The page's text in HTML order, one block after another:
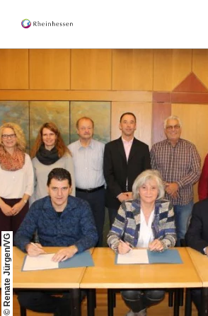
Wein & Genuss
Aktiv & Natur
Kultur & Städte
Veranstaltungen
Buchung & Service
ShopRheinhessen-Blog Karte
© Renate Jürgen/VG